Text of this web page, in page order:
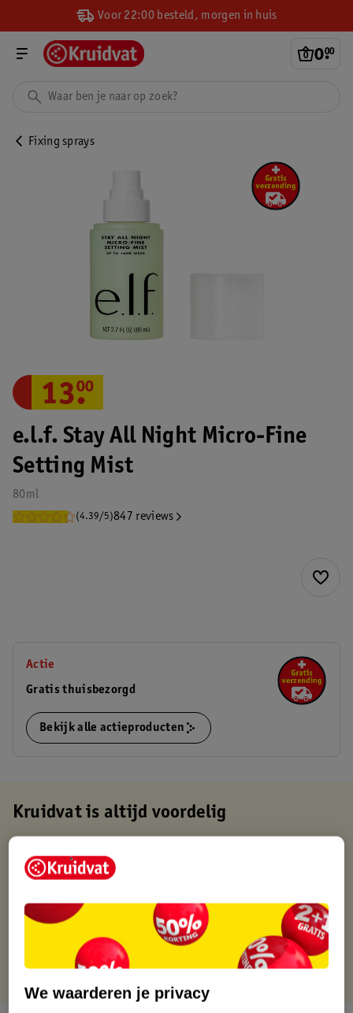
Voor 22:00 besteld, morgen in huis
0.
00
Fixing sprays
e.l.f. Stay All Night Micro-Fine
Setting Mist
80ml
(4.39/5)847 reviews
13.
00
Actie
Gratis thuisbezorgd
Bekijk alle actieproducten
Kruidvat is altijd voordelig
Op werkdagen voor 22:00 uur besteld, volgende dag in huis
Gratis retourneren binnen 30 dagen
Gratis punten met je Kruidvat kaart
We waarderen je privacy